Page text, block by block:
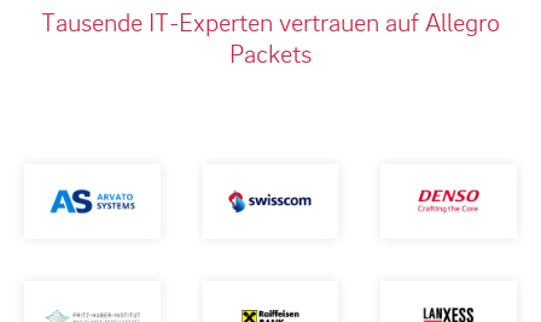
Tausende IT-Experten vertrauen auf Allegro
Packets